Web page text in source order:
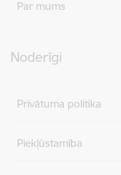
Par mums
Noderīgi
Privātuma politika
Piekļūstamība